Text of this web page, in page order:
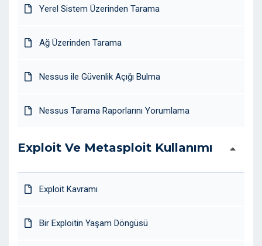
Yerel Sistem Üzerinden Tarama
Ağ Üzerinden Tarama
Nessus ile Güvenlik Açığı Bulma
Nessus Tarama Raporlarını Yorumlama
Exploit Ve Metasploit Kullanımı
Exploit Kavramı
Bir Exploitin Yaşam Döngüsü